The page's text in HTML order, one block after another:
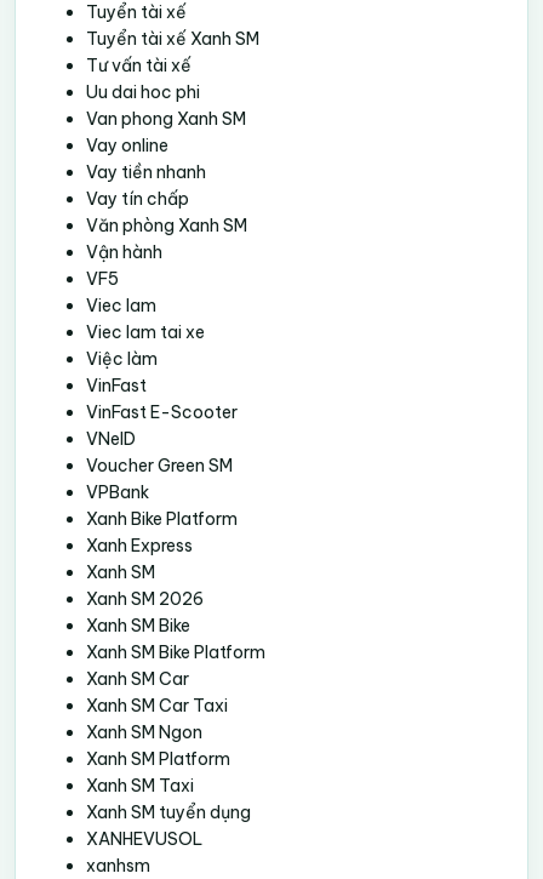
Tuyển tài xế
Tuyển tài xế Xanh SM
Tư vấn tài xế
Uu dai hoc phi
Van phong Xanh SM
Vay online
Vay tiền nhanh
Vay tín chấp
Văn phòng Xanh SM
Vận hành
VF5
Viec lam
Viec lam tai xe
Việc làm
VinFast
VinFast E-Scooter
VNeID
Voucher Green SM
VPBank
Xanh Bike Platform
Xanh Express
Xanh SM
Xanh SM 2026
Xanh SM Bike
Xanh SM Bike Platform
Xanh SM Car
Xanh SM Car Taxi
Xanh SM Ngon
Xanh SM Platform
Xanh SM Taxi
Xanh SM tuyển dụng
XANHEVUSOL
xanhsm